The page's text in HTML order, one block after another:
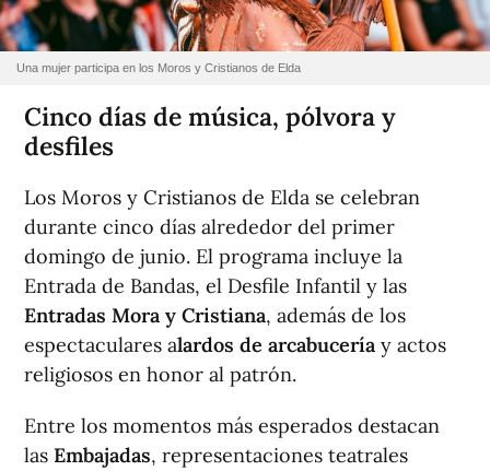
Una mujer participa en los Moros y Cristianos de Elda
Cinco días de música, pólvora y
desfiles
Los Moros y Cristianos de Elda se celebran
durante cinco días alrededor del primer
domingo de junio. El programa incluye la
Entrada de Bandas, el Desfile Infantil y las
Entradas Mora y Cristiana, además de los
espectaculares alardos de arcabucería y actos
religiosos en honor al patrón.
Entre los momentos más esperados destacan
las Embajadas, representaciones teatrales